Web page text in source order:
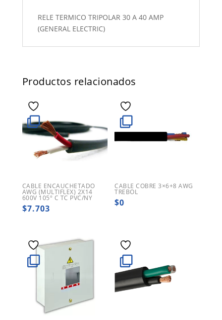
RELE TERMICO TRIPOLAR 30 A 40 AMP
(GENERAL ELECTRIC)
Productos relacionados
CABLE ENCAUCHETADO
AWG (MULTIFLEX) 2X14
600V 105º C TC PVC/NY
$7.703
CABLE COBRE 3×6+8 AWG
TREBOL
$0